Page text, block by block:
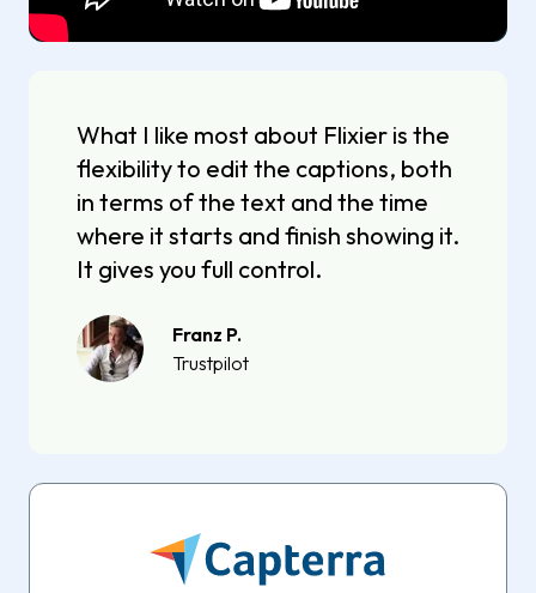
What I like most about Flixier is the
flexibility to edit the captions, both
in terms of the text and the time
where it starts and finish showing it.
It gives you full control.
Franz P.
Trustpilot